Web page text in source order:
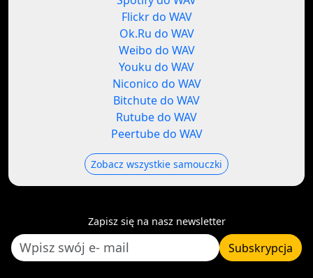
Flickr do WAV
Ok.Ru do WAV
Weibo do WAV
Youku do WAV
Niconico do WAV
Bitchute do WAV
Rutube do WAV
Peertube do WAV
Zobacz wszystkie samouczki
Zapisz się na nasz newsletter
Subskrypcja